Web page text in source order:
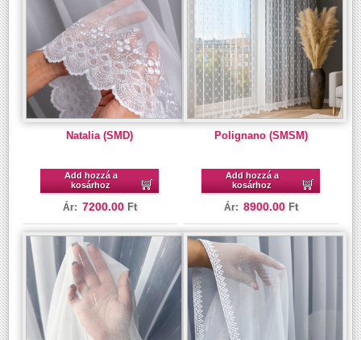
Natalia (SMD)
Add hozzá a
kosárhoz
Ár: 7200.00 Ft
Polignano (SMSM)
Add hozzá a
kosárhoz
Ár: 8900.00 Ft